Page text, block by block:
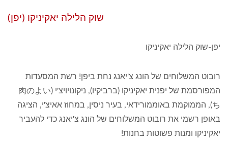
שוק הלילה יאקיניקו (יפן)
יפן-שוק הלילה יאקיניקו
רובוט המשלוחים של הונג צ'יאנג נחת ביפן! רשת המסעדות
המפורסמת של יפנית יאקיניקו (ברביקיו), ניקונויויצ'י (肉のよい
ち), הממוקמת באוממורידאי, בעיר ניסין, במחוז אאיצ'י, הציגה
באופן רשמי את רובוט המשלוחים של הונג צ'יאנג כדי להעביר
יאקיניקו ומנות פשוטות בחנות!